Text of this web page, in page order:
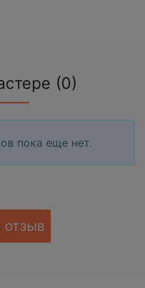
(0)
пока еще нет.
отзыв